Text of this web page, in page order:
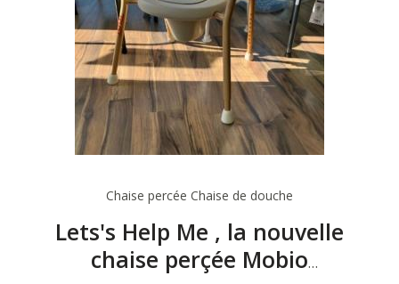
Chaise percée Chaise de douche
Lets's Help Me , la nouvelle
chaise perçée Mobio